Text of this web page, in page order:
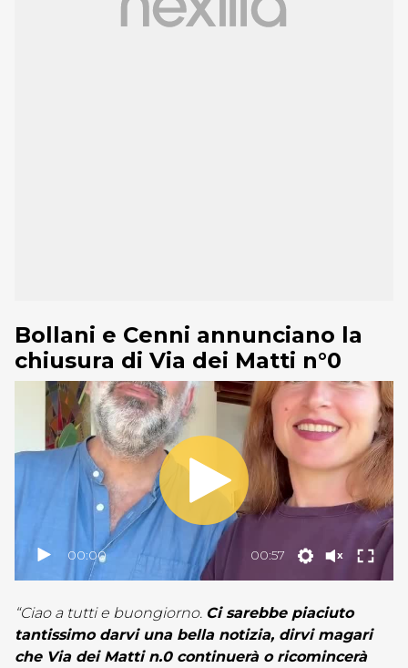
Bollani e Cenni annunciano la
chiusura di Via dei Matti n°0
00:00 00:57
“Ciao a tutti e buongiorno. Ci sarebbe piaciuto
tantissimo darvi una bella notizia, dirvi magari
che Via dei Matti n.0 continuerà o ricomincerà